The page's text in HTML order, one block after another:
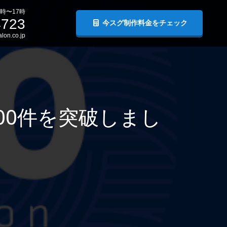
今スグ制作料金をチェック
〜17時
件を突破しまし